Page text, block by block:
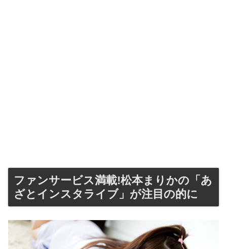
ファンサービス満載!松本まりかの「あ
ざとインスタライブ」が注目の的に